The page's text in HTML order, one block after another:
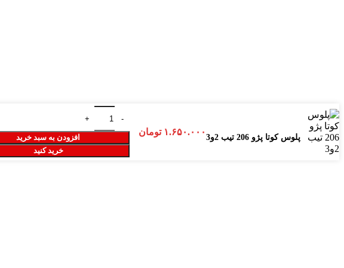
پلوس کوتا پژو 206 تیب 2و3
۱.۶۵۰.۰۰۰ تومان
افزودن به سبد خرید
خرید کنید